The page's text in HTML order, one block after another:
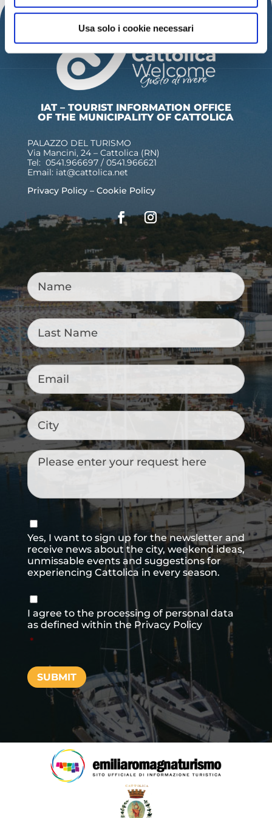
Usa solo i cookie necessari
IAT – TOURIST INFORMATION OFFICE
OF THE MUNICIPALITY OF CATTOLICA
PALAZZO DEL TURISMO
Via Mancini, 24 – Cattolica (RN)
Tel: 0541.966697 / 0541.966621
Email: iat@cattolica.net
Privacy Policy– Cookie Policy
Name *
Last
Name *
Email *
City
Messaggio
Consenso
newsletter
Yes, I want to sign up for the newsletter and
receive news about the city, weekend ideas,
unmissable events and suggestions for
experiencing Cattolica in every season.
Consenso
I agree to the processing of personal data
as defined within the Privacy Policy
*
SUBMIT